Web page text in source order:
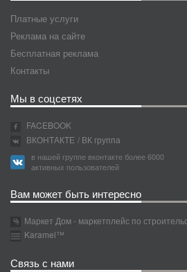
Платные услуги
Реклама на сайте
Бесплатная реклама
Контакты
Мы в соцсетях
FACEBOOK
ВКОНТАКТЕ / ВК группа
в нашей группе вконтакте более 6000
активных пользователей
Вам может быть интересно
Маркет Дом - маркетплейс по
Karamel™
Связь с нами